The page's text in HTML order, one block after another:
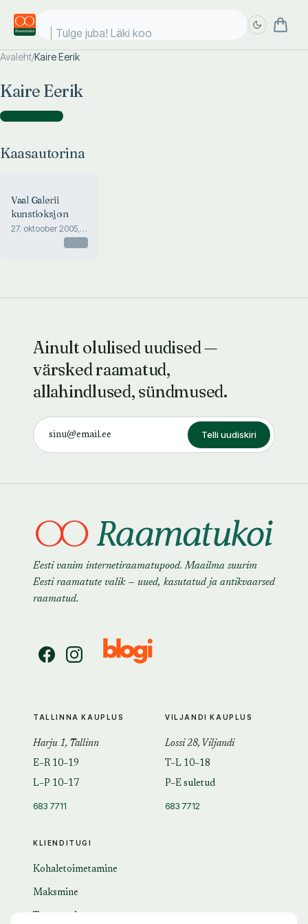
Tulge juba! Läki kool
Avaleht/Kaire Eerik
Kaire Eerik
Kaasautorina )
Kaasautorina
Vaal Galerii
kunstioksjon
27. oktoober 2005,
Tallinn. Kataloog
Ainult olulised uudised —
värsked raamatud,
allahindlused, sündmused.
Telli uudiskiri
Eesti vanim internetiraamatupood. Maailma suurim
Eesti raamatute valik — uued, kasutatud ja antikvaarsed
raamatud.
KLIENDITUGI
Kohaletoimetamine
Maksmine
TALLINNA KAUPLUS
Harju 1, Tallinn
E–R 10–19
L–P 10–17
683 7711
VILJANDI KAUPLUS
Lossi 28, Viljandi
T–L 10–18
P–E suletud
683 7712